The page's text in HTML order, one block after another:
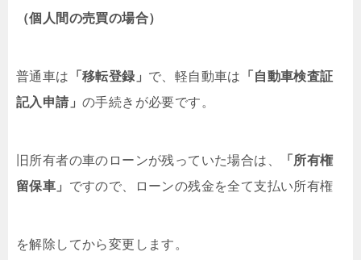
（個人間の売買の場合）
普通車は 「移転登録」 で、軽自動車は
「自動車検査証
記入申請」 の手続きが必要です。
旧所有者の車のローンが残っていた場合は、
「所有権
留保車」 ですので、ローンの残金を全て支払い所有権
を解除してから変更します。